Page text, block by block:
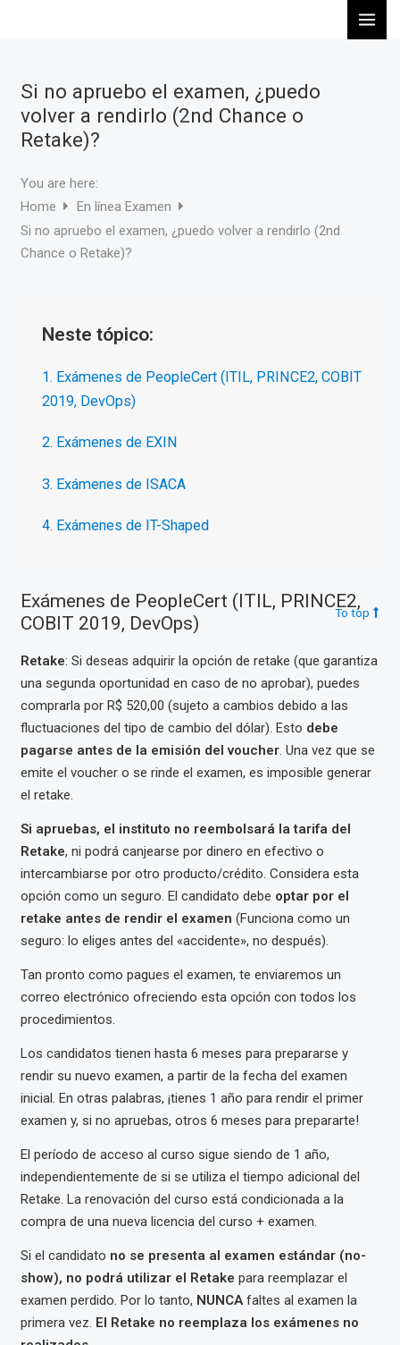
Si no apruebo el examen, ¿puedo
volver a rendirlo (2nd Chance o
Retake)?
You are here:
Home
En línea Examen
Si no apruebo el examen, ¿puedo volver a rendirlo (2nd
Chance o Retake)?
Neste tópico:
1. Exámenes de PeopleCert (ITIL, PRINCE2, COBIT
2019, DevOps)
2. Exámenes de EXIN
3. Exámenes de ISACA
4. Exámenes de IT-Shaped
Exámenes de PeopleCert (ITIL, PRINCE2,
COBIT 2019, DevOps)
To top
Retake: Si deseas adquirir la opción de retake (que garantiza
una segunda oportunidad en caso de no aprobar), puedes
comprarla por R$ 520,00 (sujeto a cambios debido a las
fluctuaciones del tipo de cambio del dólar). Esto debe
pagarse antes de la emisión del voucher. Una vez que se
emite el voucher o se rinde el examen, es imposible generar
el retake.
Si apruebas, el instituto no reembolsará la tarifa del
Retake, ni podrá canjearse por dinero en efectivo o
intercambiarse por otro producto/crédito. Considera esta
opción como un seguro. El candidato debe optar por el
retake antes de rendir el examen (Funciona como un
seguro: lo eliges antes del «accidente», no después).
Tan pronto como pagues el examen, te enviaremos un
correo electrónico ofreciendo esta opción con todos los
procedimientos.
Los candidatos tienen hasta 6 meses para prepararse y
rendir su nuevo examen, a partir de la fecha del examen
inicial. En otras palabras, ¡tienes 1 año para rendir el primer
examen y, si no apruebas, otros 6 meses para prepararte!
El período de acceso al curso sigue siendo de 1 año,
independientemente de si se utiliza el tiempo adicional del
Retake. La renovación del curso está condicionada a la
compra de una nueva licencia del curso + examen.
Si el candidato no se presenta al examen estándar (no-
show), no podrá utilizar el Retake para reemplazar el
examen perdido. Por lo tanto, NUNCA faltes al examen la
primera vez. El Retake no reemplaza los exámenes no